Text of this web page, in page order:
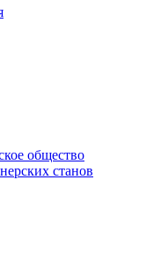
общество
станов